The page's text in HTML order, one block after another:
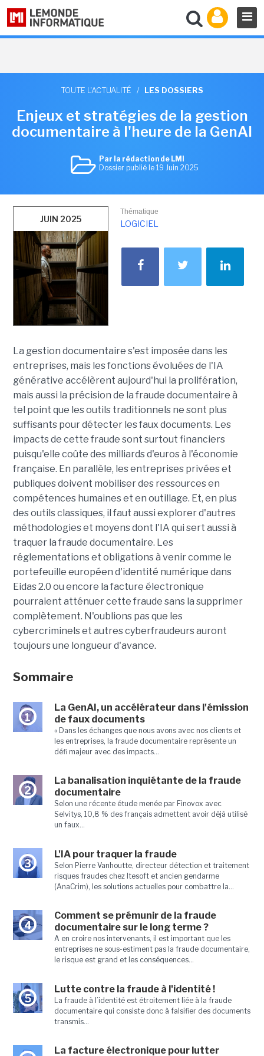
TOUTE L'ACTUALITÉ / LES DOSSIERS
Enjeux et stratégies de la gestion
documentaire à l'heure de la GenAI
Par la rédaction de LMI
Dossier publié le 19 Juin 2025
JUIN 2025
Thématique
LOGICIEL
La gestion documentaire s'est imposée dans les
entreprises, mais les fonctions évoluées de l'IA
générative accélèrent aujourd'hui la prolifération,
mais aussi la précision de la fraude documentaire à
tel point que les outils traditionnels ne sont plus
suffisants pour détecter les faux documents. Les
impacts de cette fraude sont surtout financiers
puisqu'elle coûte des milliards d'euros à l'économie
française. En parallèle, les entreprises privées et
publiques doivent mobiliser des ressources en
compétences humaines et en outillage. Et, en plus
des outils classiques, il faut aussi explorer d'autres
méthodologies et moyens dont l'IA qui sert aussi à
traquer la fraude documentaire. Les
réglementations et obligations à venir comme le
portefeuille européen d'identité numérique dans
Eidas 2.0 ou encore la facture électronique
pourraient atténuer cette fraude sans la supprimer
complètement. N'oublions pas que les
cybercriminels et autres cyberfraudeurs auront
toujours une longueur d'avance.
Sommaire
1
La GenAI, un accélérateur dans l'émission
de faux documents
« Dans les échanges que nous avons avec nos clients et
les entreprises, la fraude documentaire représente un
défi majeur avec des impacts...
2
La banalisation inquiétante de la fraude
documentaire
Selon une récente étude menée par Finovox avec
Selvitys, 10,8 % des français admettent avoir déjà utilisé
un faux...
3
L'IA pour traquer la fraude
Selon Pierre Vanhoutte, directeur détection et traitement
risques fraudes chez Itesoft et ancien gendarme
(AnaCrim), les solutions actuelles pour combattre la...
4
Comment se prémunir de la fraude
documentaire sur le long terme ?
A en croire nos intervenants, il est important que les
entreprises ne sous-estiment pas la fraude documentaire,
le risque est grand et les conséquences...
5
Lutte contre la fraude à l'identité !
La fraude à l’identité est étroitement liée à la fraude
documentaire qui consiste donc à falsifier des documents
transmis...
La facture électronique pour lutter